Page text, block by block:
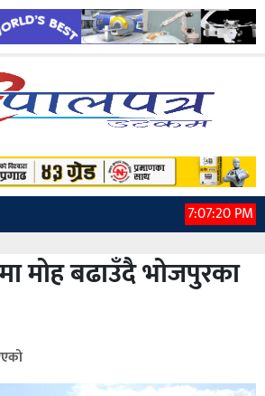
7:07:21 PM
मोह बढाउँदै भोजपुरका